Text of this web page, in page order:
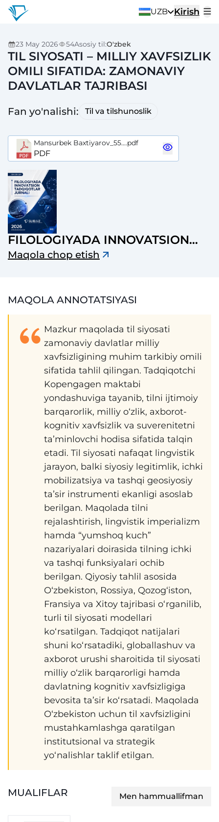
UZB Kirish
23 May 2026 54Asosiy til:O'zbek
TIL SIYOSATI – MILLIY XAVFSIZLIK
OMILI SIFATIDA: ZAMONAVIY
DAVLATLAR TAJRIBASI
Fan yo'nalishi: Til va tilshunoslik
Mansurbek Baxtiyarov_55....pdf
PDF
FILOLOGIYADA INNOVATSION
TADQIQOTLAR JURNALI
Maqola chop etish
MAQOLA ANNOTATSIYASI
Mazkur maqolada til siyosati
zamonaviy davlatlar milliy
xavfsizligining muhim tarkibiy omili
sifatida tahlil qilingan. Tadqiqotchi
Kopengagen maktabi
yondashuviga tayanib, tilni ijtimoiy
barqarorlik, milliy o‘zlik, axborot-
kognitiv xavfsizlik va suverenitetni
ta’minlovchi hodisa sifatida talqin
etadi. Til siyosati nafaqat lingvistik
jarayon, balki siyosiy legitimlik, ichki
mobilizatsiya va tashqi geosiyosiy
taʼsir instrumenti ekanligi asoslab
berilgan. Maqolada tilni
rejalashtirish, lingvistik imperializm
hamda “yumshoq kuch”
nazariyalari doirasida tilning ichki
va tashqi funksiyalari ochib
berilgan. Qiyosiy tahlil asosida
Oʻzbekiston, Rossiya, Qozogʻiston,
Fransiya va Xitoy tajribasi oʻrganilib,
turli til siyosati modellari
koʻrsatilgan. Tadqiqot natijalari
shuni koʻrsatadiki, globallashuv va
axborot urushi sharoitida til siyosati
milliy o‘zlik barqarorligi hamda
davlatning kognitiv xavfsizligiga
bevosita taʼsir koʻrsatadi. Maqolada
Oʻzbekiston uchun til xavfsizligini
mustahkamlashga qaratilgan
institutsional va strategik
yoʻnalishlar taklif etilgan.
MUALIFLAR Men hammuallifman